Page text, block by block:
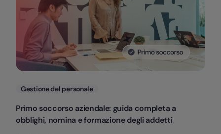
Categorie
Gestione del personale
Primo soccorso aziendale: guida completa a
obblighi, nomina e formazione degli addetti